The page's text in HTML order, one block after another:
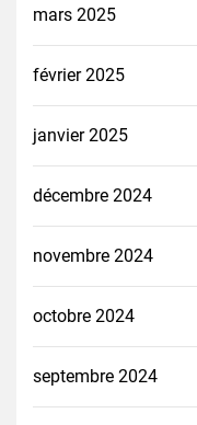
mars 2025
février 2025
janvier 2025
décembre 2024
novembre 2024
octobre 2024
septembre 2024